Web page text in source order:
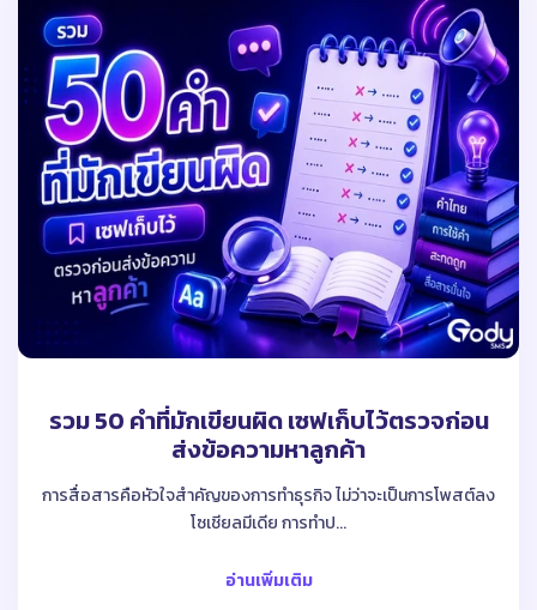
รวม 50 คําที่มักเขียนผิด เซฟเก็บไว้ตรวจก่อน
ส่งข้อความหาลูกค้า
การสื่อสารคือหัวใจสำคัญของการทำธุรกิจ ไม่ว่าจะเป็นการโพสต์ลง
โซเชียลมีเดีย การทำป...
อ่านเพิ่มเติม